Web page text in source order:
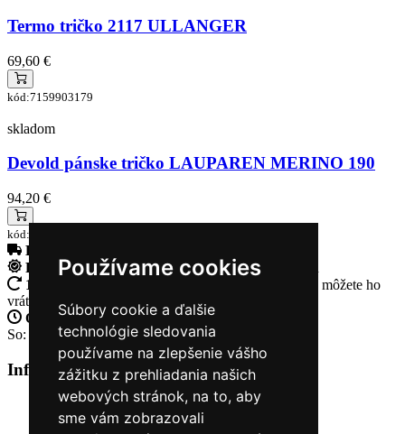
Používame cookies
Súbory cookie a ďalšie
technológie sledovania
používame na zlepšenie vášho
zážitku z prehliadania našich
webových stránok, na to, aby
sme vám zobrazovali
Termo tričko 2117 ULLANGER
69,60 €
kód:7159903179
skladom
Devold pánske tričko LAUPAREN MERINO 190
94,20 €
kód:GO 245 224 A 130A
Doprava zadarmo
Rýchle dodanieTovar Vám odošleme do 24 hodín
14 Dní na vrátenie tovaru
Ak Vám tovar nesadne, môžete ho
vrátiť
Otvorené celý týždeňPo - pia: 8:30 - 16:30
So: 9:00 - 12:00
Informácie+
O nás
Kontakt